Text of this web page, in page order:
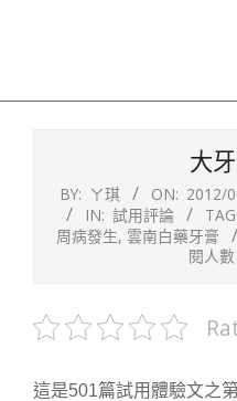
大
BY: ㄚ琪 ON: 2012/
IN: 試用評論
周病發生, 雲南白藥牙膏
閱人
這是501篇試用體驗文之